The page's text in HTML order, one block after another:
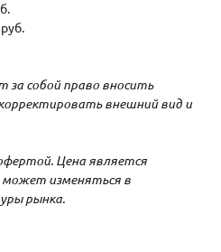
за собой право вносить
внешний вид и
Цена является
может изменяться в
рынка.